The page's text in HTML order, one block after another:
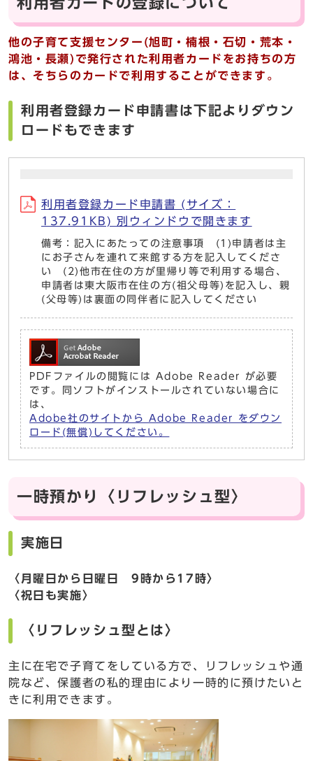
他の子育て支援センター(旭町・楠根・石切・荒本・
鴻池・長瀬)で発行された利用者カードをお持ちの方
は、そちらのカードで利用することができます。
利用者登録カード申請書は下記よりダウン
ロードもできます
利用者登録カード申請書 (サイズ：
137.91KB) 別ウィンドウで開きます
備考：記入にあたっての注意事項 (1)申請者は主
にお子さんを連れて来館する方を記入してくださ
い (2)他市在住の方が里帰り等で利用する場合、
申請者は東大阪市在住の方(祖父母等)を記入し、親
(父母等)は裏面の同伴者に記入してください
PDFファイルの閲覧には Adobe Reader が必要
です。同ソフトがインストールされていない場合に
は、
Adobe社のサイトから Adobe Reader をダウン
ロード(無償)してください。
一時預かり〈リフレッシュ型〉
実施日
〈月曜日から日曜日 9時から17時〉
〈祝日も実施〉
〈リフレッシュ型とは〉
主に在宅で子育てをしている方で、リフレッシュや通
院など、保護者の私的理由により一時的に預けたいと
きに利用できます。